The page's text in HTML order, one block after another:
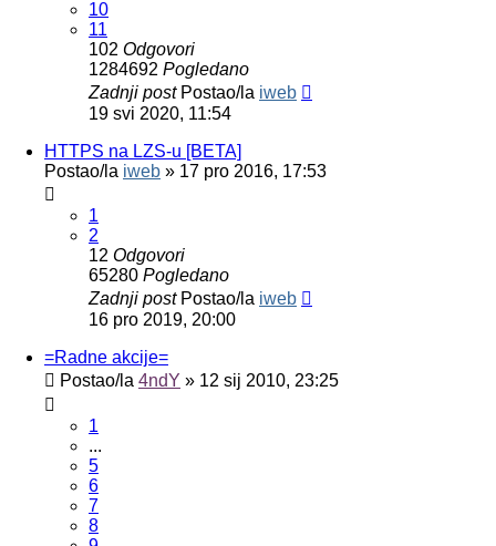
10
11
102 Odgovori
1284692 Pogledano
Zadnji post Postao/la iweb
19 svi 2020, 11:54
HTTPS na LZS-u [BETA]
Postao/la iweb » 17 pro 2016, 17:53
1
2
12 Odgovori
65280 Pogledano
Zadnji post Postao/la iweb
16 pro 2019, 20:00
=Radne akcije=
Postao/la 4ndY » 12 sij 2010, 23:25
1
...
5
6
7
8